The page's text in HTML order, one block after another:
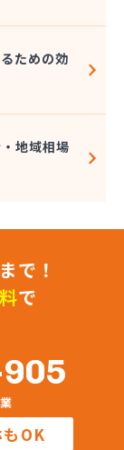
下営業所
山
ための効
地域相場
で！
で
もOK